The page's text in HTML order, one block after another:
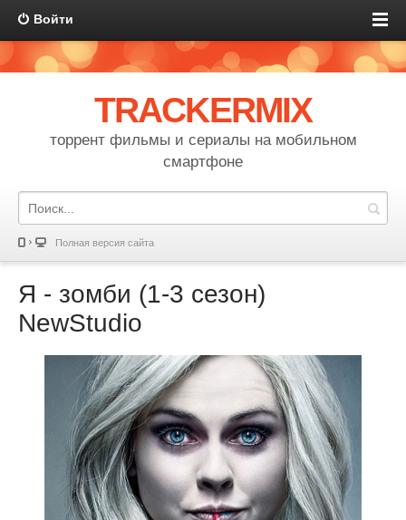
Войти
TRACKERMIX
торрент фильмы и сериалы на мобильном
смартфоне
Полная версия сайта
Я - зомби (1-3 сезон)
NewStudio